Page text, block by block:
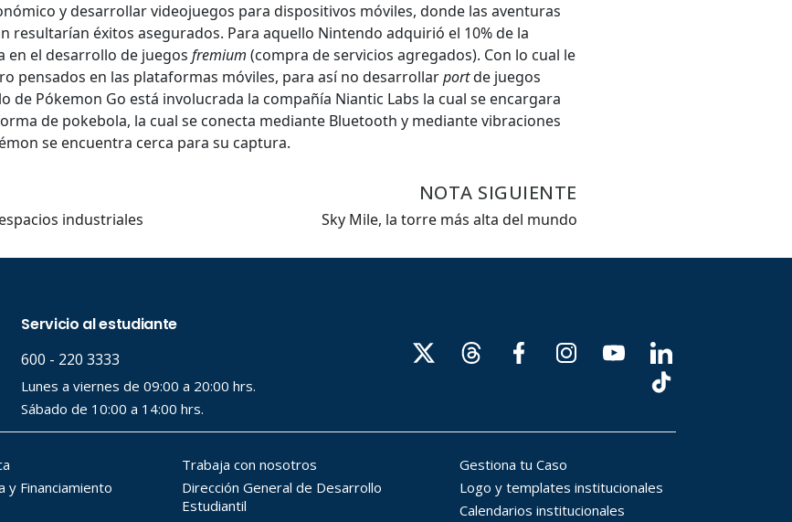
y desarrollar videojuegos para dispositivos móviles, donde las aventuras
resultarían éxitos asegurados. Para aquello Nintendo adquirió el 10% de la
en el desarrollo de juegosfremium(compra de servicios agregados). Con lo cual le
pensados en las plataformas móviles, para así no desarrollarportde juegos
de Pókemon Go está involucrada la compañía Niantic Labs la cual se encargara
de pokebola, la cual se conecta mediante Bluetooth y mediante vibraciones
se encuentra cerca para su captura.
industriales
NOTA SIGUIENTE
Sky Mile, la torre más alta del mundo